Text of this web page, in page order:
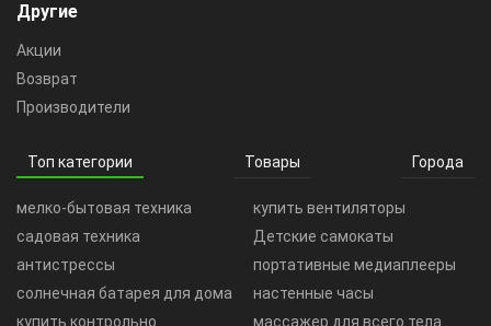
Другие
Акции
Возврат
Производители
Топ категории Товары Города
мелко-бытовая техника
садовая техника
антистрессы
солнечная батарея для дома
купить контрольно
купить вентиляторы
Детские самокаты
портативные медиаплееры
настенные часы
массажер для всего тела